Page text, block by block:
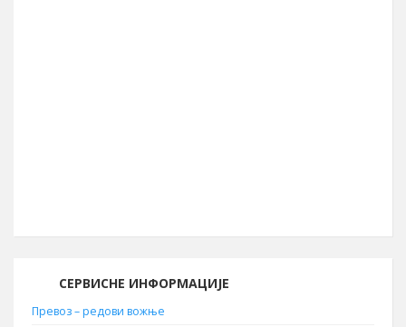
СЕРВИСНЕ ИНФОРМАЦИЈЕ
Превоз – редови вожње